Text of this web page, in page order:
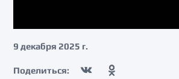
9 декабря 2025 г.
Поделиться: